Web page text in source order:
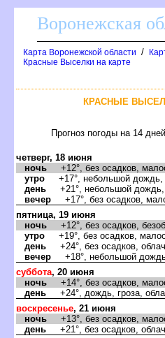
оронежская
Карта Воронежской области /
Красные Выселки на карте
КРАСНЫЕ
Прогноз погоды на 14
четверг, 18 июня
ночь +12°, без осадков,
утро +17°, небольшой дождь,
день +21°, небольшой дождь,
ечер +17°, без осадков,
пятница, 19 июня
ночь +12°, без осадков,
утро +19°, без осадков,
день +24°, без осадков,
ечер +18°, небольшой
суббота, 20 июня
ночь +14°, без осадков,
день +24°, дождь, гроза,
оскресенье, 21 июня
ночь +13°, без осадков,
день +21°, без осадков,